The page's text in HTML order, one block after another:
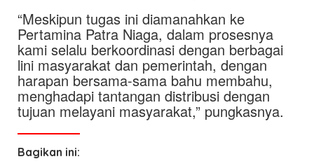
“Meskipun tugas ini diamanahkan ke
Pertamina Patra Niaga, dalam prosesnya
kami selalu berkoordinasi dengan berbagai
lini masyarakat dan pemerintah, dengan
harapan bersama-sama bahu membahu,
menghadapi tantangan distribusi dengan
tujuan melayani masyarakat,” pungkasnya.
Bagikan ini: